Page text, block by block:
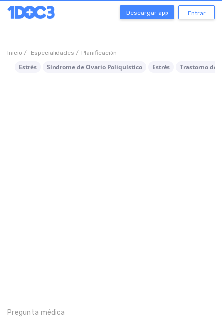
Descargar app Entrar
Inicio / Especialidades / Planificación
Estrés Síndrome de Ovario Poliquístico Estrés Trastorno de
Pregunta médica